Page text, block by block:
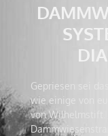
Gepriesen sei
wie einige von
von Wilhelmstift.